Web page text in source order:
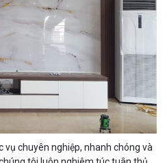
chuyên nghiệp, nhanh chóng và